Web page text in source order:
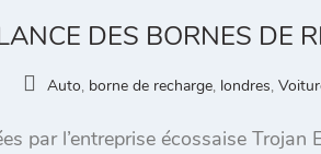
DES BORNES DE
Auto, borne de recharge, londres,
par l’entreprise écossaise